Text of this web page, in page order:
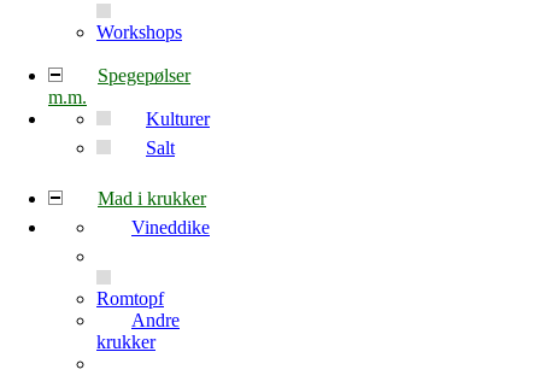
Workshops
Spegepølser
m.m.
Kulturer
Salt
Mad i krukker
Vineddike
Romtopf
Andre
krukker